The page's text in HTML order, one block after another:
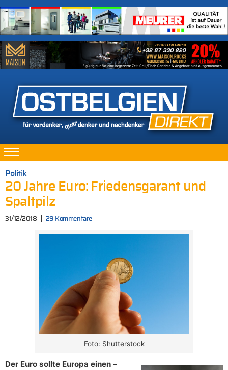
Politik
20 Jahre Euro: Friedensgarant und
Spaltpilz
31/12/2018 29 Kommentare
Foto: Shutterstock
Der Euro sollte Europa einen –